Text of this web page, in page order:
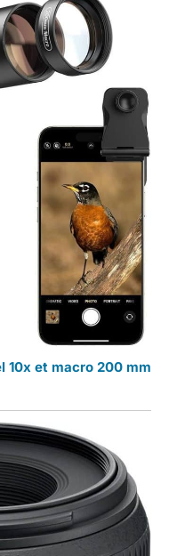
10x et macro 200 mm